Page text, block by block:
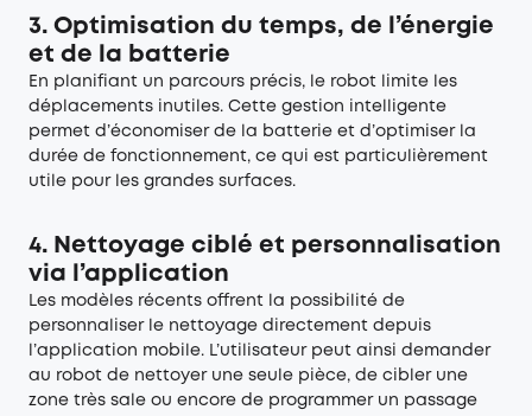
3. Optimisation du temps, de l’énergie
et de la batterie
En planifiant un parcours précis, le robot limite les
déplacements inutiles. Cette gestion intelligente
permet d’économiser de la batterie et d’optimiser la
durée de fonctionnement, ce qui est particulièrement
utile pour les grandes surfaces.
4. Nettoyage ciblé et personnalisation
via l’application
Les modèles récents offrent la possibilité de
personnaliser le nettoyage directement depuis
l’application mobile. L’utilisateur peut ainsi demander
au robot de nettoyer une seule pièce, de cibler une
zone très sale ou encore de programmer un passage